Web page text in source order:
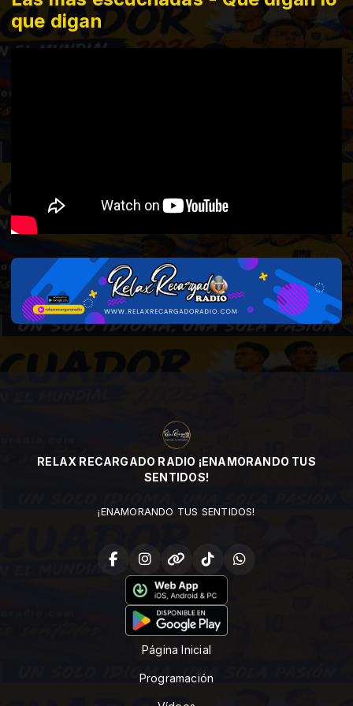
que digan
RELAX RECARGADO RADIO ¡ENAMORANDO TUS
SENTIDOS!
¡ENAMORANDO TUS SENTIDOS!
Página Inicial
Programación